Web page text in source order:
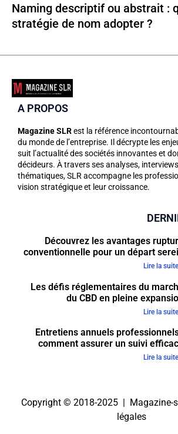
Naming descriptif ou abstrait :
stratégie de nom adopter ?
A PROPOS
Magazine SLRest la référence
du monde de l’entreprise. Il décrypte les
suit l’actualité des sociétés innovantes et
décideurs. À travers ses analyses,
thématiques, SLR accompagne les
vision stratégique et leur croissance.
Découvrez les avantages
conventionnelle pour un départ
Lire la
Les défis réglementaires du
du CBD en pleine
Lire la
Entretiens annuels
comment assurer un suivi
Lire la
Copyright © 2018-2025 | Magazine-
légales